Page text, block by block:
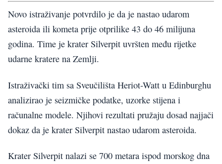
Novo istraživanje potvrdilo je da je nastao udarom
asteroida ili kometa prije otprilike 43 do 46 milijuna
godina. Time je krater Silverpit uvršten među rijetke
udarne kratere na Zemlji.
Istraživački tim sa Sveučilišta Heriot-Watt u Edinburghu
analizirao je seizmičke podatke, uzorke stijena i
računalne modele. Njihovi rezultati pružaju dosad najjači
dokaz da je krater Silverpit nastao udarom asteroida.
Krater Silverpit nalazi se 700 metara ispod morskog dna